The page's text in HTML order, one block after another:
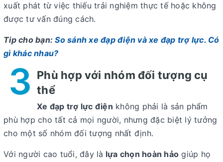
xuất phát từ việc thiếu trải nghiệm thực tế hoặc không
được tư vấn đúng cách.
Tip cho bạn:So sánh xe đạp điện và xe đạp trợ lực. Có
gì khác nhau?
3 Phù hợp với nhóm đối tượng cụ
thể
Xe đạp trợ lực điện không phải là sản phẩm
phù hợp cho tất cả mọi người, nhưng đặc biệt lý tưởng
cho một số nhóm đối tượng nhất định.
Với người cao tuổi, đây là lựa chọn hoàn hảo giúp họ